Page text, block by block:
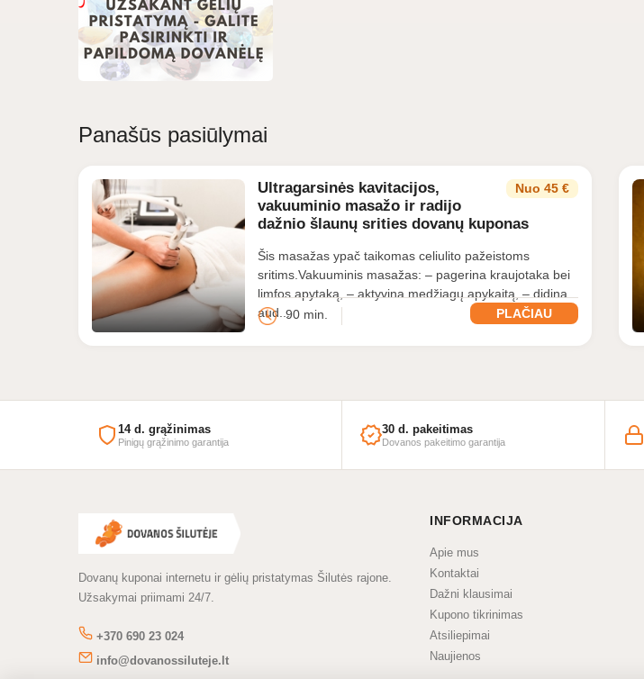
Panašūs pasiūlymai
Nuo 45 €
Ultragarsinės kavitacijos,
vakuuminio masažo ir radijo
dažnio šlaunų srities dovanų kuponas
Šis masažas ypač taikomas celiulito pažeistoms
sritims.Vakuuminis masažas: – pagerina kraujotaka bei
limfos apytaką, – aktyvina medžiagų apykaitą, – didina
aud...
PLAČIAU
90 min.
Masažo
14 d. grąžinimas
Pinigų grąžinimo garantija
30 d. pakeitimas
Dovanos pakeitimo garantija
Dovanų kuponai internetu ir gėlių pristatymas Šilutės rajone.
Užsakymai priimami 24/7.
+370 690 23 024
info@dovanossiluteje.lt
INFORMACIJA
Apie mus
Kontaktai
Dažni klausimai
Kupono tikrinimas
Atsiliepimai
Naujienos